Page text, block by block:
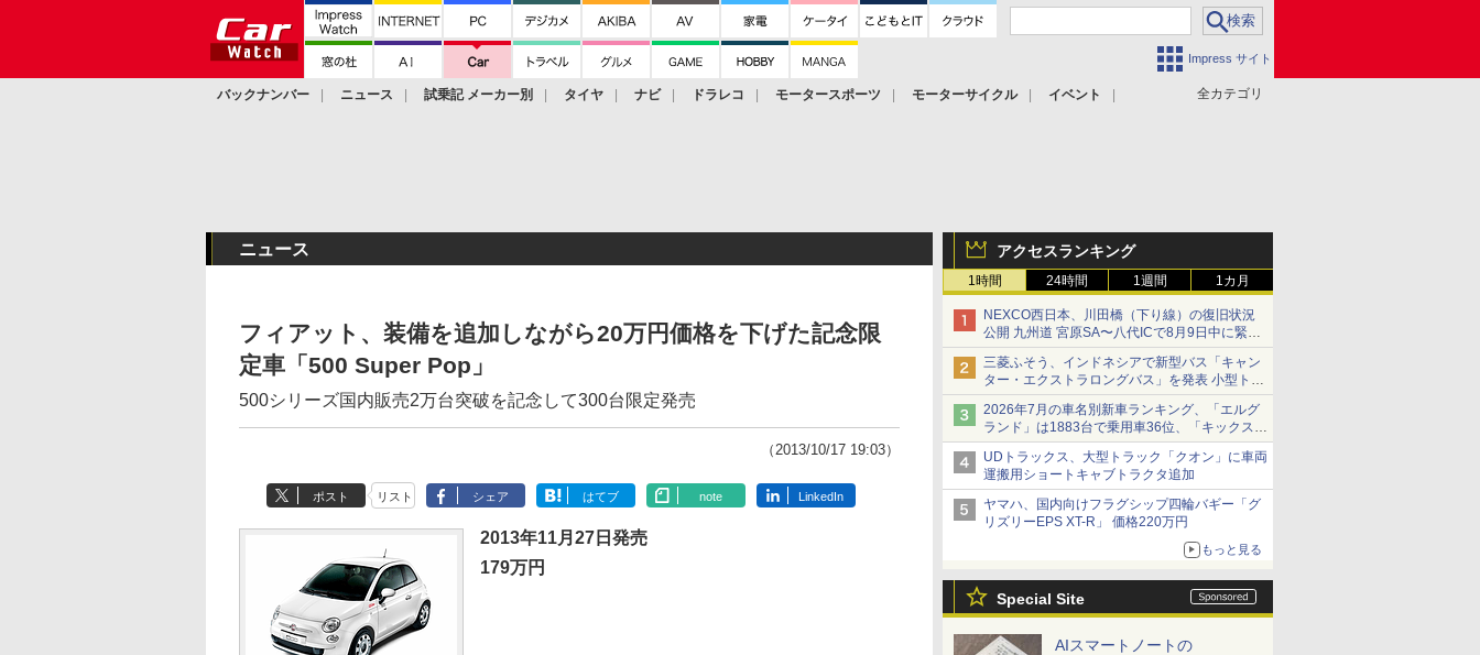
Impress サイト
全カテゴリ
バックナンバー ニュース 試乗記 メーカー別 タイヤ ナビ ドラレコ モータースポーツ モーターサイクル
イベント
アクセスランキング
1時間 24時間 1週間 1カ月
NEXCO西日本、川田橋（下り線）の復旧状況
公開 九州道 宮原SA〜八代ICで8月9日中に緊急
車両を通行可能に
三菱ふそう、インドネシアで新型バス「キャン
ター・エクストラロングバス」を発表 小型トラ
ックベースの観光・旅客輸送向けバス
2026年7月の車名別新車ランキング、「エルグ
ランド」は1883台で乗用車36位、「キックス」
は2591台で27位に
UDトラックス、大型トラック「クオン」に車両
運搬用ショートキャブトラクタ追加
ヤマハ、国内向けフラグシップ四輪バギー「グ
リズリーEPS XT-R」 価格220万円
もっと見る
Special Site
AIスマートノートの
ニュース
フィアット、装備を追加しながら20万円価格を下げた記念限
定車「500 Super Pop」
500シリーズ国内販売2万台突破を記念して300台限定発売
（2013/10/17 19:03）
ポスト リスト シェア はてブ note LinkedIn
2013年11月27日発売
179万円